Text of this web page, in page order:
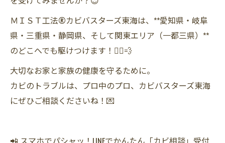
ＭＩＳＴ工法®カビバスターズ東海は、**愛知県・岐阜
県・三重県・静岡県、そして関東エリア（一都三県）**
のどこへでも駆けつけます！🏃‍♂️💨
大切なお家と家族の健康を守るために。
カビのトラブルは、プロ中のプロ、カビバスターズ東海
にぜひご相談くださいね！💌
📲 スマホでパシャッ！LINEでかんたん「カビ相談」受付